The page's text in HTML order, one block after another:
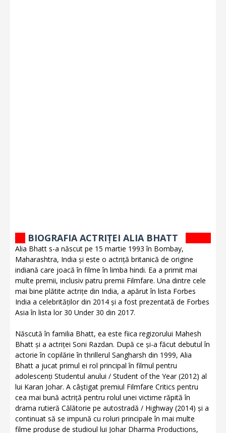
BIOGRAFIA ACTRIȚEI ALIA BHATT
Alia Bhatt s-a născut pe 15 martie 1993 în Bombay,
Maharashtra, India și este o actriță britanică de origine
indiană care joacă în filme în limba hindi. Ea a primit mai
multe premii, inclusiv patru premii Filmfare. Una dintre cele
mai bine plătite actrițe din India, a apărut în lista Forbes
India a celebrităților din 2014 și a fost prezentată de Forbes
Asia în lista lor 30 Under 30 din 2017.
Născută în familia Bhatt, ea este fiica regizorului Mahesh
Bhatt și a actriței Soni Razdan. După ce și-a făcut debutul în
actorie în copilărie în thrillerul Sangharsh din 1999, Alia
Bhatt a jucat primul ei rol principal în filmul pentru
adolescenți Studentul anului / Student of the Year (2012) al
lui Karan Johar. A câștigat premiul Filmfare Critics pentru
cea mai bună actriță pentru rolul unei victime răpită în
drama rutieră Călătorie pe autostradă / Highway (2014) și a
continuat să se impună cu roluri principale în mai multe
filme produse de studioul lui Johar Dharma Productions,